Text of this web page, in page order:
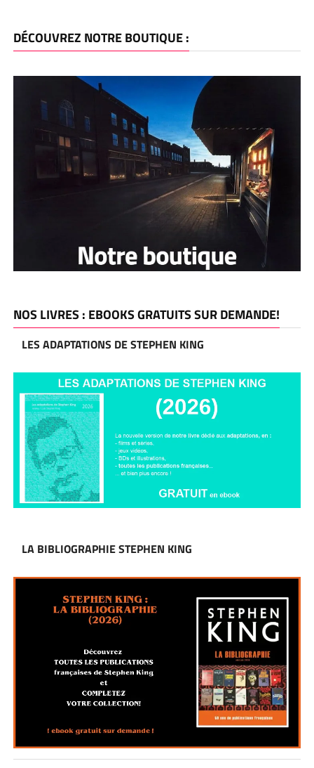
DÉCOUVREZ NOTRE BOUTIQUE :
NOS LIVRES : EBOOKS GRATUITS SUR DEMANDE!
LES ADAPTATIONS DE STEPHEN KING
LA BIBLIOGRAPHIE STEPHEN KING